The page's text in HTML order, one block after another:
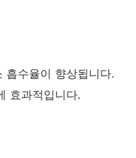
흡수율이 향상됩니다.
효과적입니다.